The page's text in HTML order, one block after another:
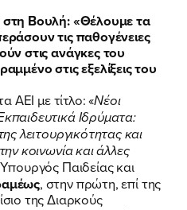
Βουλή: «Θέλουμε τα
τις παθογένειες
στις ανάγκες του
στις εξελίξεις του
ΑΕΙ με τίτλο: «Νέοι
Ιδρύματα:
λειτουργικότητας και
κοινωνία και άλλες
Παιδείας και
, στην πρώτη, επί της
της Διαρκούς
τόπου του
της Βουλευτού
τόπου του
της Βουλευτού